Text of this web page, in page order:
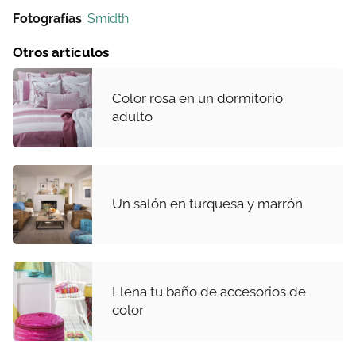
Fotografías: Smidth
Otros artículos
Color rosa en un dormitorio
adulto
Un salón en turquesa y marrón
Llena tu baño de accesorios de
color